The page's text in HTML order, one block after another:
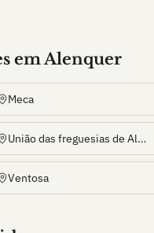
emAlenquer
Meca
União das freguesias de Aldeia Galega da Merceana e Aldeia Gavinha
Ventosa